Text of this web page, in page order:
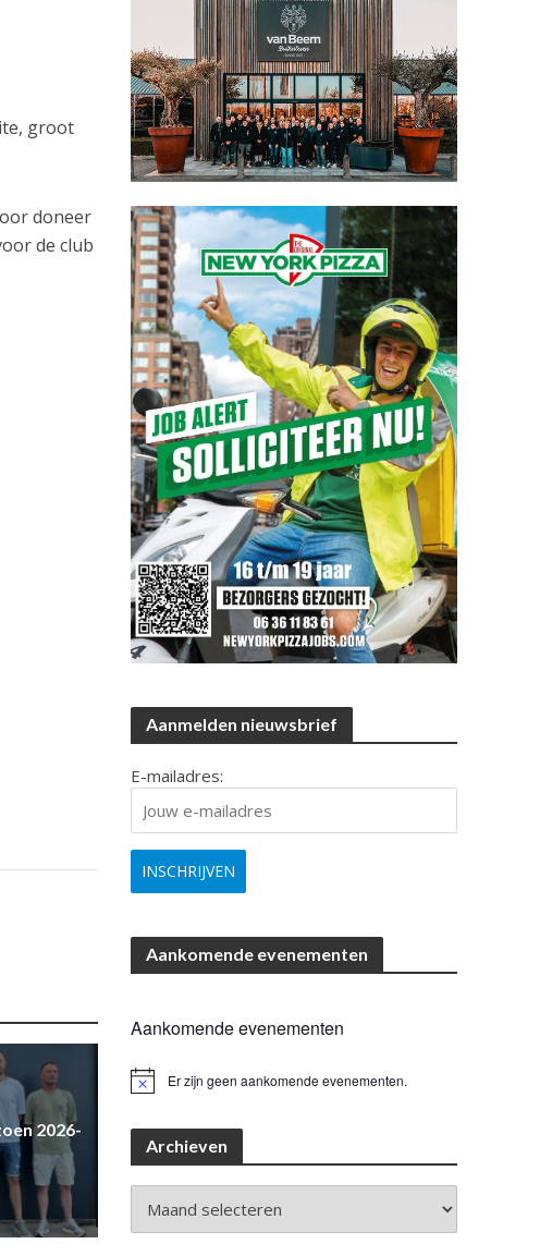
groot
doneer
de club
2026-
Aanmelden nieuwsbrief
E-mailadres:
Aankomende evenementen
Aankomende evenementen
B
t
Er zijn geen aankomende evenementen.
Archieven